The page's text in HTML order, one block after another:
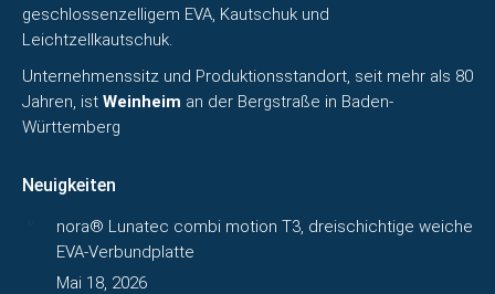
geschlossenzelligem EVA, Kautschuk und
Leichtzellkautschuk.
Unternehmenssitz und Produktionsstandort, seit mehr als 80
Jahren, ist Weinheim an der Bergstraße in Baden-
Württemberg
Neuigkeiten
nora® Lunatec combi motion T3, dreischichtige weiche
EVA-Verbundplatte
Mai 18, 2026